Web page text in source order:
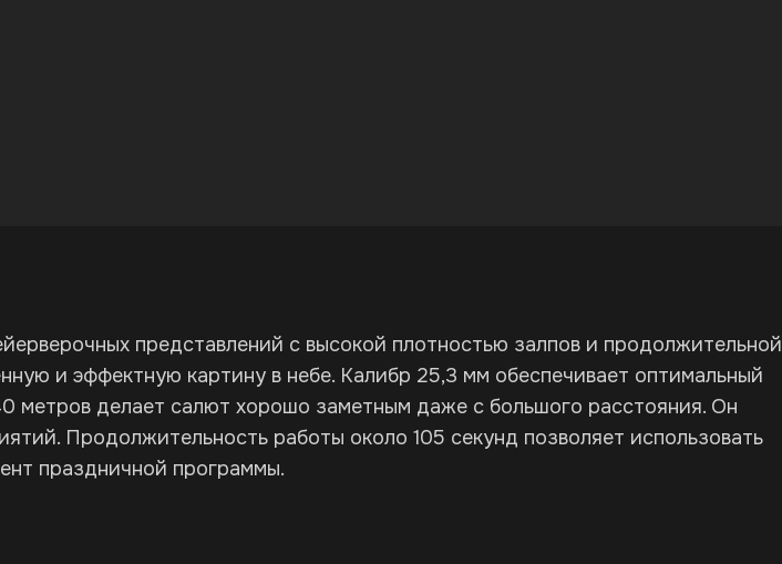
представлений с высокой плотностью залпов и продолжительной
и эффектную картину в небе. Калибр 25,3 мм обеспечивает оптимальный
делает салют хорошо заметным даже с большого расстояния. Он
Продолжительность работы около 105 секунд позволяет использовать
праздничной программы.